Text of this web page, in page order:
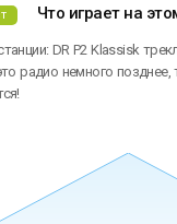
Что играет на
DR P2 Klassisk
радио немного